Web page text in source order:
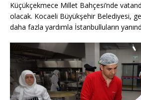
Küçükçekmece Millet Bahçesi’nde
olacak. Kocaeli Büyükşehir Belediyesi,
daha fazla yardımla İstanbulluların